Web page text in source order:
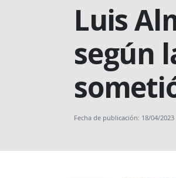
Luis
según
Fecha de publicación: 18/04/2023